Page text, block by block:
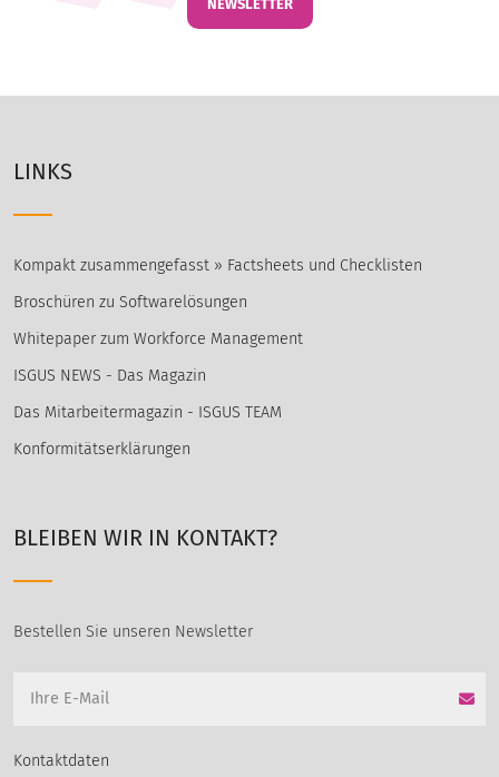
NEWSLETTER
LINKS
Kompakt zusammengefasst » Factsheets und Checklisten
Broschüren zu Softwarelösungen
Whitepaper zum Workforce Management
ISGUS NEWS - Das Magazin
Das Mitarbeitermagazin - ISGUS TEAM
Konformitätserklärungen
BLEIBEN WIR IN KONTAKT?
Bestellen Sie unseren Newsletter
Kontaktdaten